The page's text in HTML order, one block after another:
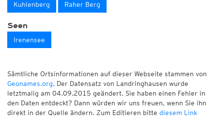
Kuhlenberg Raher Berg
Seen
Irenensee
Sämtliche Ortsinformationen auf dieser Webseite stammen von
Geonames.org. Der Datensatz von Landringhausen wurde
letztmalig am 04.09.2015 geändert. Sie haben einen Fehler in
den Daten entdeckt? Dann würden wir uns freuen, wenn Sie ihn
direkt in der Quelle ändern. Zum Editieren bitte diesem Link